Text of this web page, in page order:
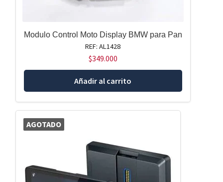
Modulo Control Moto Display BMW para Pan
REF: AL1428
$349.000
Añadir al carrito
AGOTADO